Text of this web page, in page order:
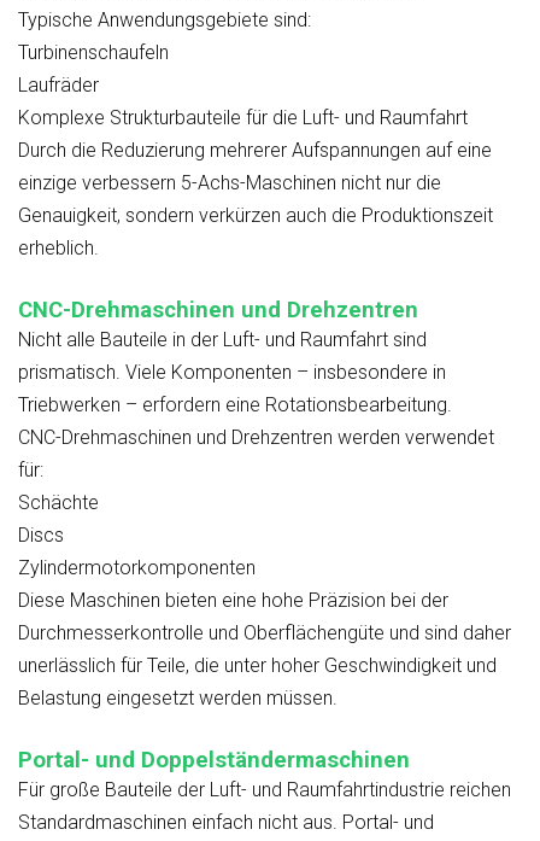
Typische Anwendungsgebiete sind:
Turbinenschaufeln
Laufräder
Komplexe Strukturbauteile für die Luft- und Raumfahrt
Durch die Reduzierung mehrerer Aufspannungen auf eine
einzige verbessern 5-Achs-Maschinen nicht nur die
Genauigkeit, sondern verkürzen auch die Produktionszeit
erheblich.
CNC-Drehmaschinen und Drehzentren
Nicht alle Bauteile in der Luft- und Raumfahrt sind
prismatisch. Viele Komponenten – insbesondere in
Triebwerken – erfordern eine Rotationsbearbeitung.
CNC-Drehmaschinen und Drehzentren werden verwendet
für:
Schächte
Discs
Zylindermotorkomponenten
Diese Maschinen bieten eine hohe Präzision bei der
Durchmesserkontrolle und Oberflächengüte und sind daher
unerlässlich für Teile, die unter hoher Geschwindigkeit und
Belastung eingesetzt werden müssen.
Portal- und Doppelständermaschinen
Für große Bauteile der Luft- und Raumfahrtindustrie reichen
Standardmaschinen einfach nicht aus. Portal- und